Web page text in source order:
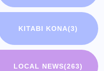
KITABI KONA(3)
LOCAL NEWS(263)